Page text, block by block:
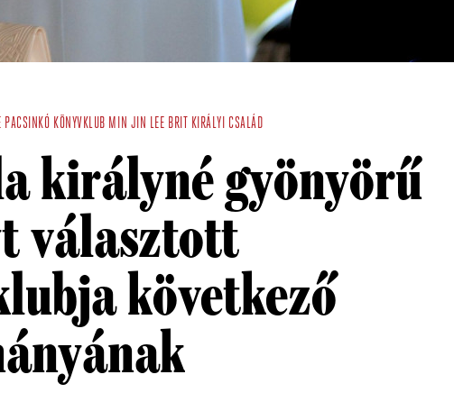
PACSINKÓ KÖNYVKLUB MIN JIN LEE BRIT KIRÁLYI CSALÁD
királyné gyönyörű
választott
következő